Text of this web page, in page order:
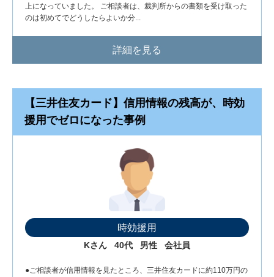
上になっていました。 ご相談者は、裁判所からの書類を受け取った
のは初めてでどうしたらよいか分...
詳細を見る
【三井住友カード】信用情報の残高が、時効
援用でゼロになった事例
時効援用
Kさん 40代 男性 会社員
●ご相談者が信用情報を見たところ、三井住友カードに約110万円の